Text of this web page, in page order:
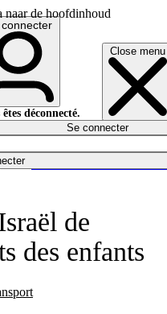
naar de hoofdinhoud
Close menu
êtes déconnecté.
Se connecter
de
des enfants